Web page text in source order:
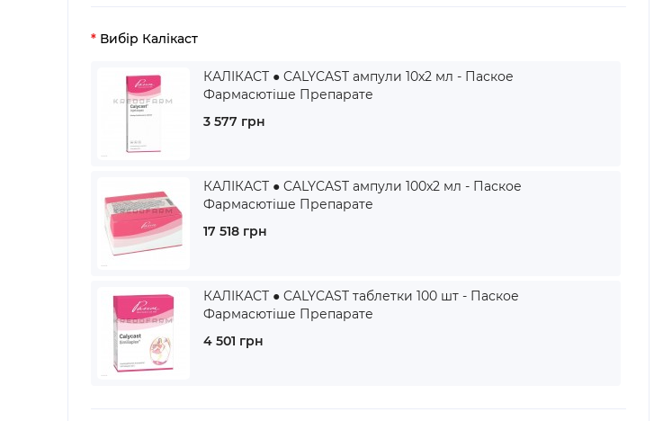
Вибір Калікаст
КАЛІКАСТ ● CALYCAST ампули 10x2 мл - Паское
Фармасютіше Препарате
3 577 грн
КАЛІКАСТ ● CALYCAST ампули 100x2 мл - Паское
Фармасютіше Препарате
17 518 грн
КАЛІКАСТ ● CALYCAST таблетки 100 шт - Паское
Фармасютіше Препарате
4 501 грн